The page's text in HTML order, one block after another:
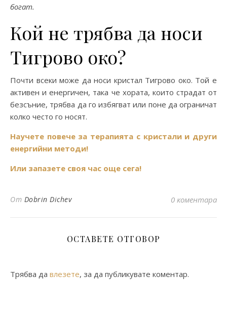
богат.
Кой не трябва да носи
Тигрово око?
Почти всеки може да носи кристал Тигрово око. Той е
активен и енергичен, така че хората, които страдат от
безсъние, трябва да го избягват или поне да ограничат
колко често го носят.
Научете повече за терапията с кристали и други
енергийни методи!
Или запазете своя час още сега!
От Dobrin Dichev 0 коментара
ОСТАВЕТЕ ОТГОВОР
Трябва да влезете, за да публикувате коментар.